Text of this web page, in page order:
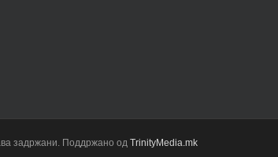
задржани. Поддржано од TrinityMedia.mk